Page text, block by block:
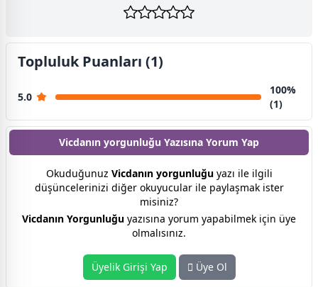
Topluluk Puanları (1)
5.0
100%
(1)
Vicdanın yorgunluğu Yazısına Yorum Yap
Okuduğunuz Vicdanın yorgunluğuyazı ile ilgili
düşüncelerinizi diğer okuyucular ile paylaşmak ister
misiniz?
Vicdanın Yorgunluğu yazısına yorum yapabilmek için üye
olmalısınız.
Üyelik Girişi Yap Üye Ol